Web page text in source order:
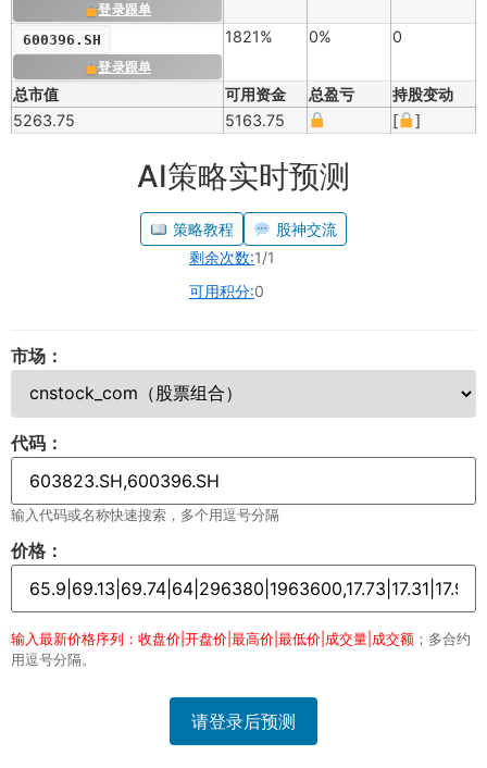
登录跟单
600396.SH
登录跟单
1821% 0% 0
总市值 可用资金 总盈亏
持股变动
5263.75
5163.75 [ ]
AI策略实时预测
策略教程
股神交流
剩余次数:1/1
可用积分:0
市场：
代码：
输入代码或名称快速搜索，多个用逗号分隔
价格：
输入最新价格序列：收盘价|开盘价|最高价|最低价|成交量|成交额 ；多合约
用逗号分隔。
请登录后预测